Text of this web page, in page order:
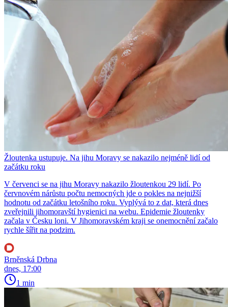
Žloutenka ustupuje. Na jihu Moravy se nakazilo nejméně lidí od
začátku roku
V červenci se na jihu Moravy nakazilo žloutenkou 29 lidí. Po
červnovém nárůstu počtu nemocných jde o pokles na nejnižší
hodnotu od začátku letošního roku. Vyplývá to z dat, která dnes
zveřejnili jihomoravští hygienici na webu. Epidemie žloutenky
začala v Česku loni. V Jihomoravském kraji se onemocnění začalo
rychle šířit na podzim.
Brněnská Drbna
dnes, 17:00
1 min